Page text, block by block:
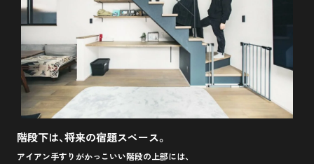
階段下は、将来の宿題スペース。
アイアン手すりがかっこいい階段の上部には、